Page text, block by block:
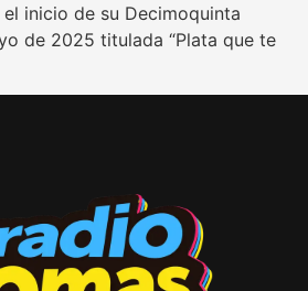
inicio de su Decimoquinta
de 2025 titulada “Plata que te